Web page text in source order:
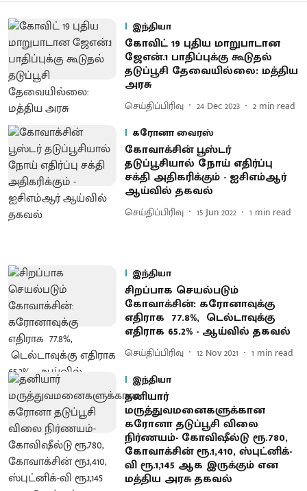
இந்தியா
கோவிட் 19 புதிய மாறுபாடான
ஜேஎன்.1 பாதிப்புக்கு கூடுதல்
தடுப்பூசி தேவையில்லை: மத்திய
அரசு
செய்திப்பிரிவு 24 Dec 2023 2 min read
கரோனா வைரஸ்
கோவாக்சின் பூஸ்டர்
தடுப்பூசியால் நோய் எதிர்ப்பு
சக்தி அதிகரிக்கும் - ஐசிஎம்ஆர்
ஆய்வில் தகவல்
செய்திப்பிரிவு 15 Jun 2022 1 min read
இந்தியா
சிறப்பாக செயல்படும்
கோவாக்சின்: கரோனாவுக்கு
எதிராக 77.8%, டெல்டாவுக்கு
எதிராக 65.2% - ஆய்வில் தகவல்
செய்திப்பிரிவு 12 Nov 2021 1 min read
இந்தியா
தனியார்
மருத்துவமனைகளுக்கான
கரோனா தடுப்பூசி விலை
நிர்ணயம்- கோவிஷீல்டு ரூ.780,
கோவாக்சின் ரூ.1,410, ஸ்புட்னிக்-
வி ரூ.1,145 ஆக இருக்கும் என
மத்திய அரசு தகவல்